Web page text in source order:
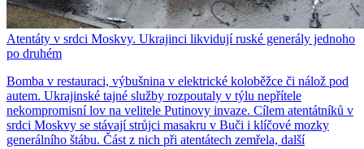
Atentáty v srdci Moskvy. Ukrajinci likvidují ruské generály jednoho
po druhém
Bomba v restauraci, výbušnina v elektrické koloběžce či nálož pod
autem. Ukrajinské tajné služby rozpoutaly v týlu nepřítele
nekompromisní lov na velitele Putinovy invaze. Cílem atentátníků v
srdci Moskvy se stávají strůjci masakru v Buči i klíčové mozky
generálního štábu. Část z nich při atentátech zemřela, další